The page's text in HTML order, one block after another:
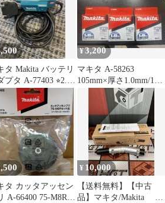
タ Makita バッテリ
プタ A-77403 ⭐︎2.3
用⭐︎
¥3,200
マキタ A-58263
105mm×厚さ1.0mm/10
枚入 3セット
タ カッタアッセン
A-66400 75-M8Rセ
¥ 10,000
【送料無料】【中古
品】マキタ/Makita A-